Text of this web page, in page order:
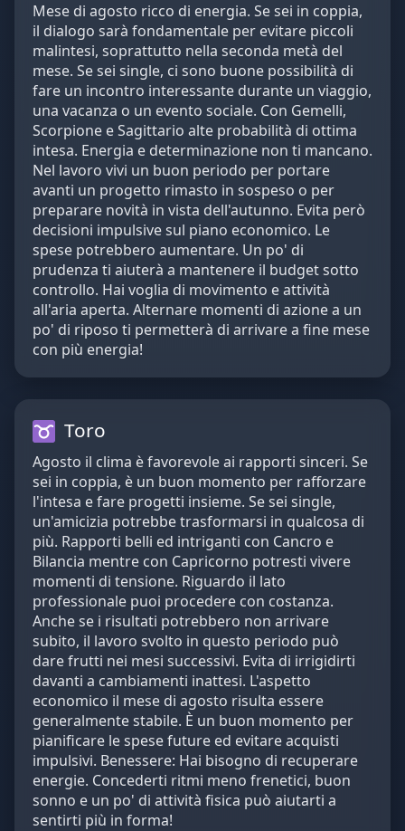
Mese di agosto ricco di energia. Se sei in coppia,
il dialogo sarà fondamentale per evitare piccoli
malintesi, soprattutto nella seconda metà del
mese. Se sei single, ci sono buone possibilità di
fare un incontro interessante durante un viaggio,
una vacanza o un evento sociale. Con Gemelli,
Scorpione e Sagittario alte probabilità di ottima
intesa. Energia e determinazione non ti mancano.
Nel lavoro vivi un buon periodo per portare
avanti un progetto rimasto in sospeso o per
preparare novità in vista dell'autunno. Evita però
decisioni impulsive sul piano economico. Le
spese potrebbero aumentare. Un po' di
prudenza ti aiuterà a mantenere il budget sotto
controllo. Hai voglia di movimento e attività
all'aria aperta. Alternare momenti di azione a un
po' di riposo ti permetterà di arrivare a fine mese
con più energia!
Toro
Agosto il clima è favorevole ai rapporti sinceri. Se
sei in coppia, è un buon momento per rafforzare
l'intesa e fare progetti insieme. Se sei single,
un'amicizia potrebbe trasformarsi in qualcosa di
più. Rapporti belli ed intriganti con Cancro e
Bilancia mentre con Capricorno potresti vivere
momenti di tensione. Riguardo il lato
professionale puoi procedere con costanza.
Anche se i risultati potrebbero non arrivare
subito, il lavoro svolto in questo periodo può
dare frutti nei mesi successivi. Evita di irrigidirti
davanti a cambiamenti inattesi. L'aspetto
economico il mese di agosto risulta essere
generalmente stabile. È un buon momento per
pianificare le spese future ed evitare acquisti
impulsivi. Benessere: Hai bisogno di recuperare
energie. Concederti ritmi meno frenetici, buon
sonno e un po' di attività fisica può aiutarti a
sentirti più in forma!